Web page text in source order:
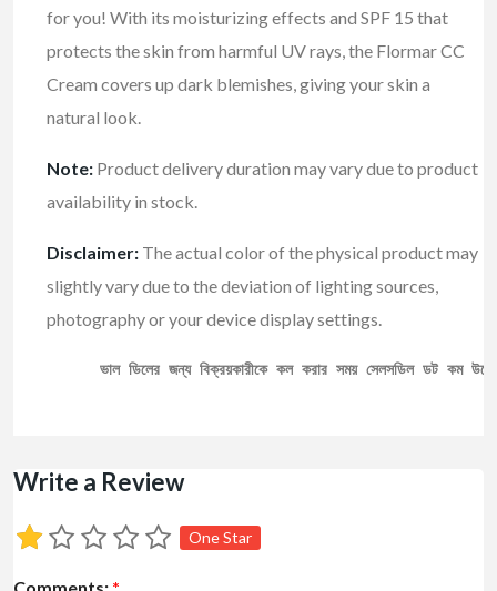
for you! With its moisturizing effects and SPF 15 that
protects the skin from harmful UV rays, the Flormar CC
Cream covers up dark blemishes, giving your skin a
natural look.
Note: Product delivery duration may vary due to product
availability in stock.
Disclaimer: The actual color of the physical product may
slightly vary due to the deviation of lighting sources,
photography or your device display settings.
ভাল ডিলের জন্য বিক্রয়কারীকে কল করার সময় সেলসডিল ডট কম
Write a Review
One Star
Comments: *